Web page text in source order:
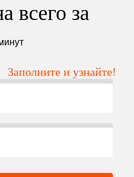
всего за
Заполните и узнайте!